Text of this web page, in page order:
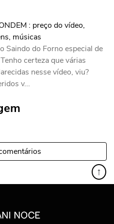
: preço do vídeo,
músicas
Saindo do Forno especial de
certeza que várias
nesse vídeo, viu?
v...
↑